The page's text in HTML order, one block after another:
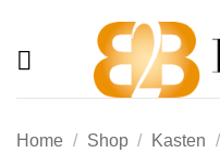
inhoud
Home / Shop / Kasten /